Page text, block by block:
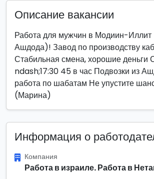
Описание вакансии
Работа для мужчин в Модиин-Иллит
Ашдода)! Завод по производству
Стабильная смена, хорошие деньги
ndash;17:30 45 в час Подвозки из
работа по шабатам Не упустите
(Марина)
Информация о
Компания
Работа в израиле. Работа в